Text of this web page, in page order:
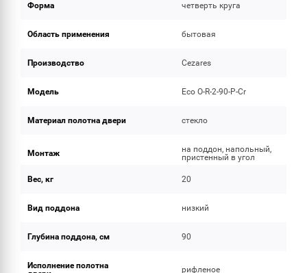
Форма четверть круга
Область применения бытовая
Производство Cezares
Модель Eco O-R-2-90-P-Cr
Материал полотна двери стекло
Монтаж
на поддон, напольный,
пристенный в угол
Вес, кг 20
Вид поддона низкий
Глубина поддона, см 90
Исполнение полотна
рифленое